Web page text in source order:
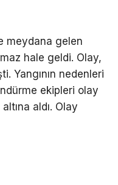
meydana gelen
hale geldi. Olay,
Yangının nedenleri
ekipleri olay
aldı. Olay